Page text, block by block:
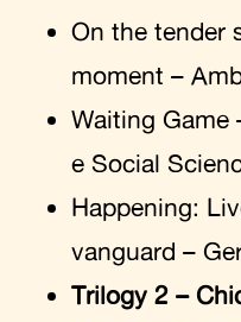
On the tender
moment –
Waiting Game
e Social
Happening:
vanguard –
Trilogy 2 –